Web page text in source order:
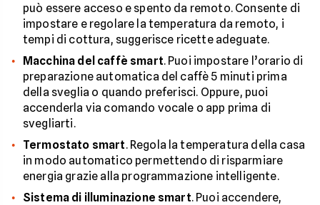
può essere acceso e spento da remoto. Consente di
impostare e regolare la temperatura da remoto, i
tempi di cottura, suggerisce ricette adeguate.
Macchina del caffè smart. Puoi impostare l’orario di
preparazione automatica del caffè 5 minuti prima
della sveglia o quando preferisci. Oppure, puoi
accenderla via comando vocale o app prima di
svegliarti.
Termostato smart. Regola la temperatura della casa
in modo automatico permettendo di risparmiare
energia grazie alla programmazione intelligente.
Sistema di illuminazione smart. Puoi accendere,